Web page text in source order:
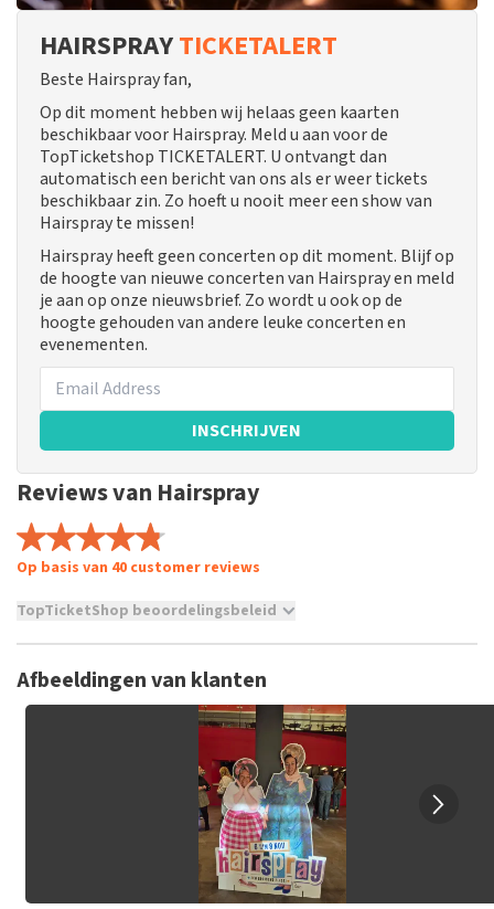
HAIRSPRAYTICKETALERT
Beste Hairspray fan,
Op dit moment hebben wij helaas geen kaarten
beschikbaar voor Hairspray. Meld u aan voor de
TopTicketshop TICKETALERT. U ontvangt dan
automatisch een bericht van ons als er weer tickets
beschikbaar zin. Zo hoeft u nooit meer een show van
Hairspray te missen!
Hairspray heeft geen concerten op dit moment. Blijf op
de hoogte van nieuwe concerten van Hairspray en meld
je aan op onze nieuwsbrief. Zo wordt u ook op de
hoogte gehouden van andere leuke concerten en
evenementen.
INSCHRIJVEN
Reviews van Hairspray
Op basis van 40 customer reviews
TopTicketShop beoordelingsbeleid
niet mogelijk om een review achter te laten als je geen
tickets hebt aangeschaft bij TopTicketShop. Reviews met
grof taalgebruik en/of onwaarheden worden niet geplaatst.
Het kan enkele weken duren voordat een review wordt
Afbeeldingen van klanten